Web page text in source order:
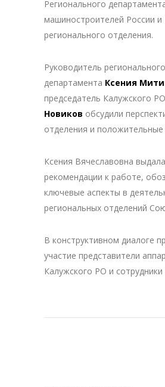
Регионального
машиностроителей России и
регионального отделения.
Руководитель регионального
департамента Ксения
председатель Калужского РО
Новиков обсудили
отделения и положительные
Ксения Вячеславовна
рекомендации к работе,
ключевые аспекты в
региональных отделений
В конструктивном диалоге
участие представители
Калужского РО и